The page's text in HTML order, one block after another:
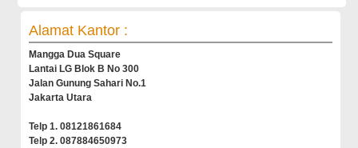
Alamat Kantor :
Mangga Dua Square
Lantai LG Blok B No 300
Jalan Gunung Sahari No.1
Jakarta Utara
Telp 1. 08121861684
Telp 2. 087884650973